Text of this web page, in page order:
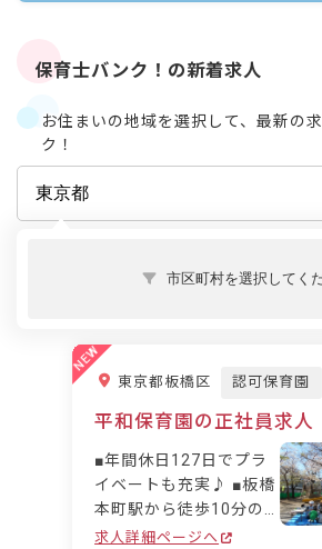
保育士バンク！の新着求人
お住まいの地域を選択して、最新の
ク！
市区町村を選択してく
東京都板橋区 認可保育園
平和保育園の正社員求人
■年間休日127日でプラ
イベートも充実♪ ■板橋
本町駅から徒歩10分の
好立地☆ ■賞与4.2カ月
求人詳細ページへ